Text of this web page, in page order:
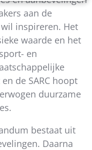
aan de
inspireren. Het
waarde en het
en
de SARC hoopt
duurzame
bestaat uit
Daarna